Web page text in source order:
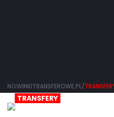
NOWINKITRANSFEROWE.PL/
TRANSFERY